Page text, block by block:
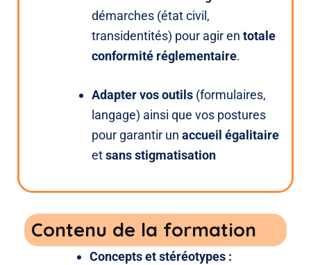
démarches (état civil,
transidentités) pour agir en totale
conformité réglementaire.
Adapter vos outils (formulaires,
langage) ainsi que vos postures
pour garantir un accueil égalitaire
etsans stigmatisation
Contenu de la formation
Concepts et stéréotypes :